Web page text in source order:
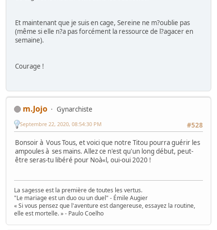
Et maintenant que je suis en cage, Sereine ne m?oublie pas
(même si elle n?a pas forcément la ressource de l?agacer en
semaine).
Courage !
m.Jojo
Gynarchiste
#528
Septembre 22, 2020, 08:54:30 PM
Bonsoir à Vous Tous, et voici que notre Titou pourra guérir les
ampoules à ses mains. Allez ce n'est qu'un long début, peut-
être seras-tu libéré pour Noà«l, oui-oui 2020 !
La sagesse est la première de toutes les vertus.
"Le mariage est un duo ou un duel" - Émile Augier
« Si vous pensez que l'aventure est dangereuse, essayez la routine,
elle est mortelle. » - Paulo Coelho